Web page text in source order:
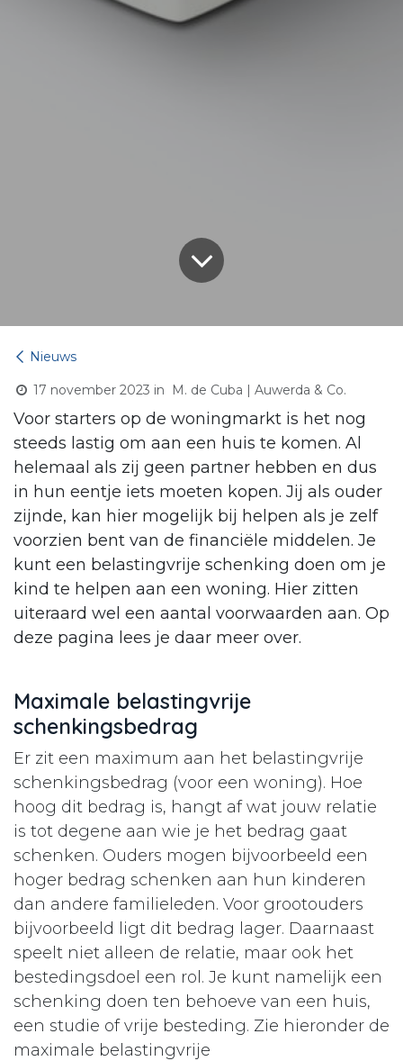
Nieuws
17 november 2023 in M. de Cuba | Auwerda & Co.
Voor starters op de woningmarkt is het nog
steeds lastig om aan een huis te komen. Al
helemaal als zij geen partner hebben en dus
in hun eentje iets moeten kopen. Jij als ouder
zijnde, kan hier mogelijk bij helpen als je zelf
voorzien bent van de financiële middelen. Je
kunt een belastingvrije schenking doen om je
kind te helpen aan een woning. Hier zitten
uiteraard wel een aantal voorwaarden aan. Op
deze pagina lees je daar meer over.
Maximale belastingvrije
schenkingsbedrag
Er zit een maximum aan het belastingvrije
schenkingsbedrag (voor een woning). Hoe
hoog dit bedrag is, hangt af wat jouw relatie
is tot degene aan wie je het bedrag gaat
schenken. Ouders mogen bijvoorbeeld een
hoger bedrag schenken aan hun kinderen
dan andere familieleden. Voor grootouders
bijvoorbeeld ligt dit bedrag lager. Daarnaast
speelt niet alleen de relatie, maar ook het
bestedingsdoel een rol. Je kunt namelijk een
schenking doen ten behoeve van een huis,
een studie of vrije besteding. Zie hieronder de
maximale belastingvrije